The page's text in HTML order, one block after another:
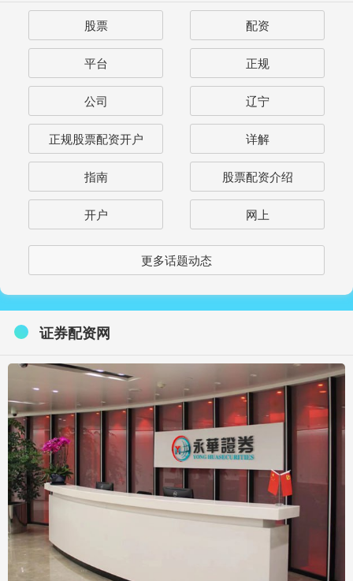
股票 配资
平台 正规
公司 辽宁
正规股票配资开户 详解
指南 股票配资介绍
开户 网上
更多话题动态
证券配资网